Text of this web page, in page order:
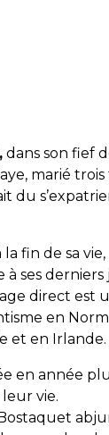
, dans son fief
marié trois
du
la fin de sa
ses
direct est
en
et en Irlande.
en année
vie.